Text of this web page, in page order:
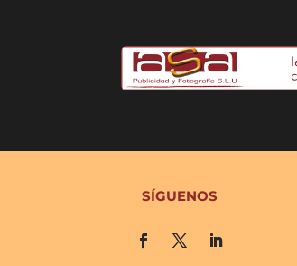
SÍGUENOS